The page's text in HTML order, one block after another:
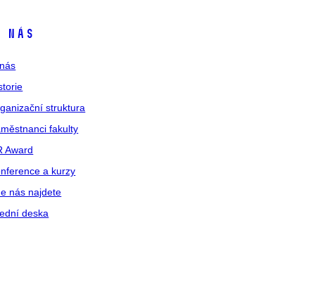
nás
struktura
fakulty
Award
a kurzy
nás najdete
deska